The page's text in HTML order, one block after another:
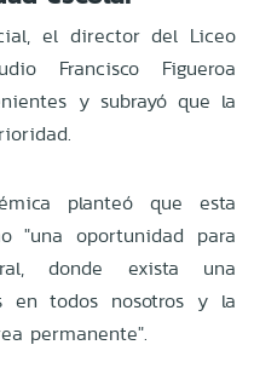
el director del Liceo
Francisco Figueroa
y subrayó que la
planteó que esta
"una oportunidad para
donde exista una
en todos nosotros y la
permanente".